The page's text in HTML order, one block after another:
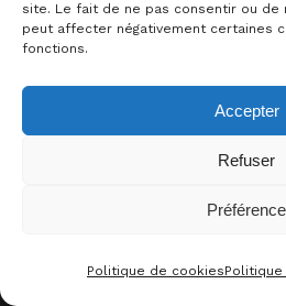
site. Le fait de ne pas consentir ou
peut affecter négativement certaines
fonctions.
Accepter
Refuser
Préférence
Politique de cookies
hypomètre sélection
HYPOMÈTRE DE LA